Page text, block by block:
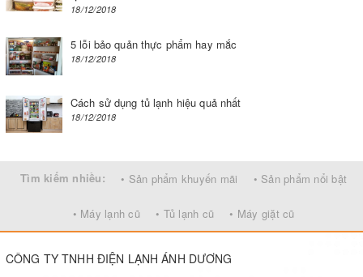
18/12/2018
5 lỗi bảo quản thực phẩm hay mắc
18/12/2018
Cách sử dụng tủ lạnh hiệu quả nhất
18/12/2018
Tìm kiếm nhiều: • Sản phẩm khuyến mãi • Sản phẩm nổi bật
• Máy lạnh cũ • Tủ lạnh cũ • Máy giặt cũ
CÔNG TY TNHH ĐIỆN LẠNH ÁNH DƯƠNG